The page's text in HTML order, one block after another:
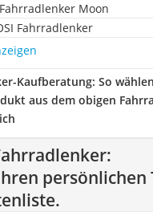
Moon
Fahrradlenker
Kaufberatung: So
aus dem obigen
persönlichen